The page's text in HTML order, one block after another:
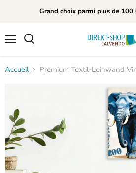
Grand choix parmi plus de 100
Accueil Premium Textil-Leinwand